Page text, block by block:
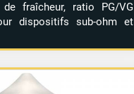
fraîcheur, ratio PG/VG
dispositifs sub-ohm et